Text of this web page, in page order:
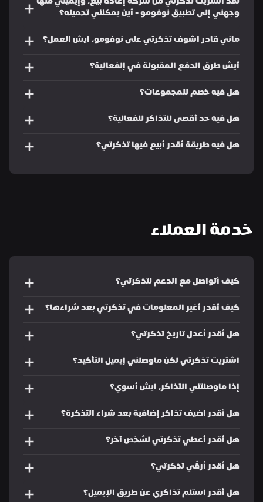
وجهني إلى تطبيق نوفومو - أين يمكنني تحميله؟
ماني قادر اشوف تذكرتي على نوفومو، ايش العمل؟
أيش طرق الدفع المقبولة في إلفعالية؟
هل فيه خصم للمجموعات؟
هل فيه حد أقصى للتذاكر للفعالية؟
هل فيه طريقة أقدر أبيع فيها تذكرتي؟
خدمة العملاء
كيف أتواصل مع الدعم لتذكرتي؟
كيف أقدر أغير المعلومات في تذكرتي بعد شراءها؟
هل أقدر أعدل تاريخ تذكرتي؟
اشتريت تذكرتي لكن ماوصلني إيميل التأكيد؟
إذا ماوصلتني التذاكر، ايش أسوي؟
هل أقدر اضيف تذاكر إضافية بعد شراء التذكرة؟
هل أقدر أعطي تذكرتي لشخص آخر؟
هل أقدر أرقّي تذكرتي؟
هل أقدر استلم تذاكري عن طريق الإيميل؟